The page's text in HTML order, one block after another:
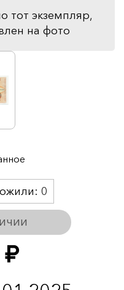
тот экземпляр,
на фото
руб.
0